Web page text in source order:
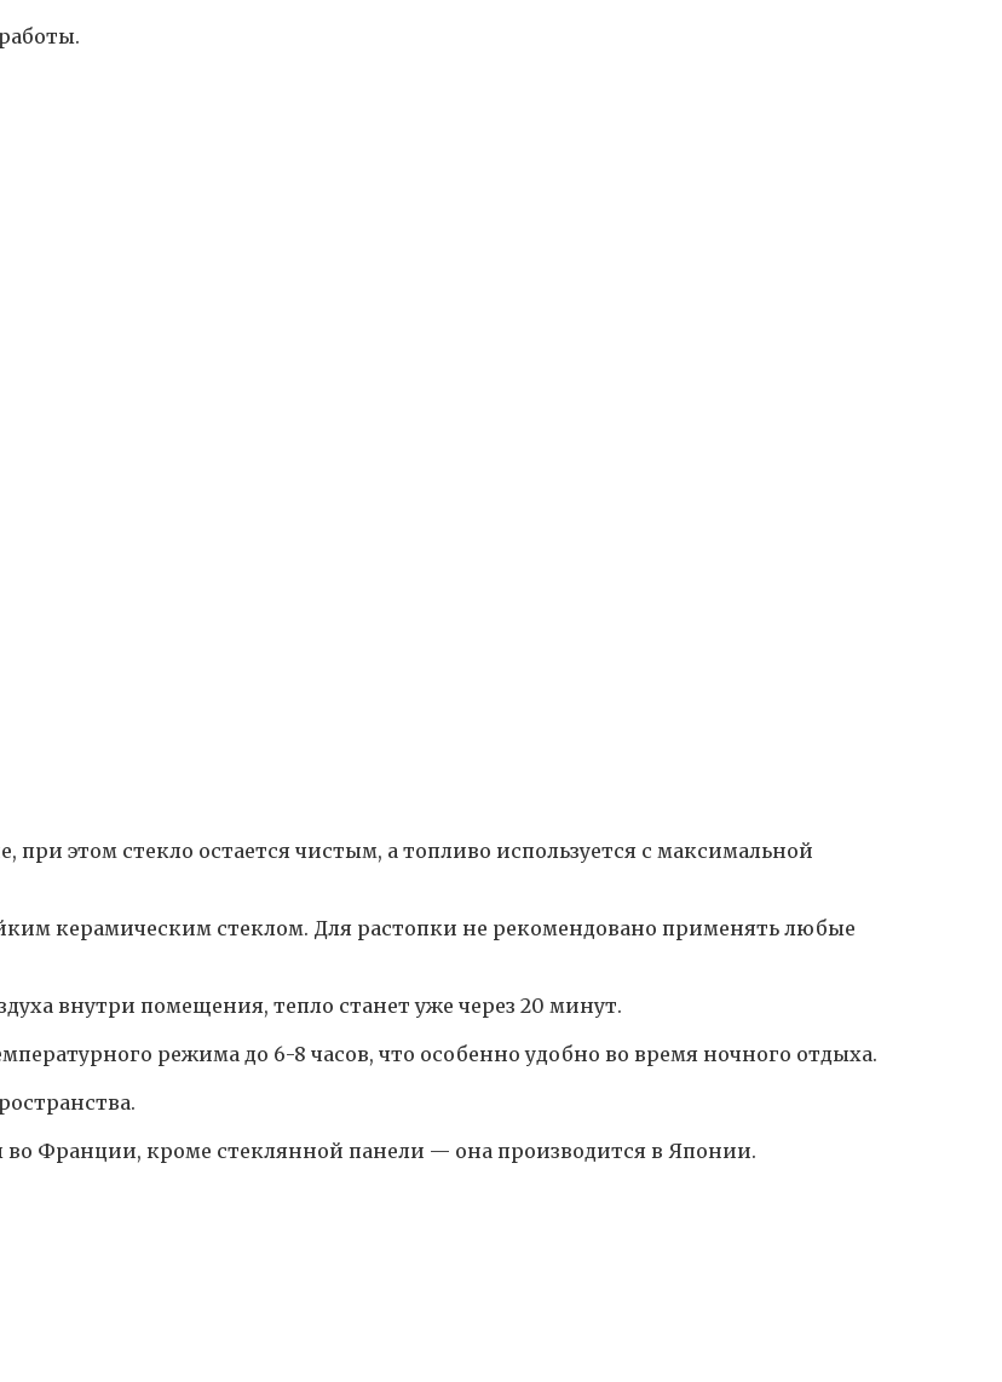
этом стекло остается чистым, а топливо используется с максимальной
керамическим стеклом. Для растопки не рекомендовано применять любые
внутри помещения, тепло станет уже через 20 минут.
режима до 6-8 часов, что особенно удобно во время ночного отдыха.
Франции, кроме стеклянной панели — она производится в Японии.